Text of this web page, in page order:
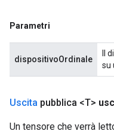
Parametri
dispositivoOrdinale
Il
su
Uscita pubblica <T>
Un tensore che verrà